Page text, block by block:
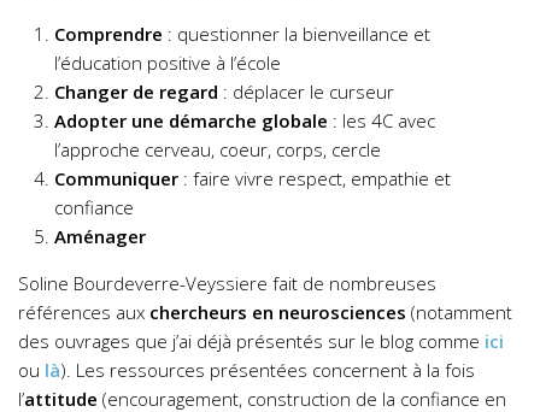
Comprendre : questionner la bienveillance et
l’éducation positive à l’école
Changer de regard : déplacer le curseur
Adopter une démarche globale : les 4C avec
l’approche cerveau, coeur, corps, cercle
Communiquer : faire vivre respect, empathie et
confiance
Aménager
Soline Bourdeverre-Veyssiere fait de nombreuses
références aux chercheurs en neurosciences (notamment
des ouvrages que j’ai déjà présentés sur le blog comme ici
ou là). Les ressources présentées concernent à la fois
l’attitude (encouragement, construction de la confiance en